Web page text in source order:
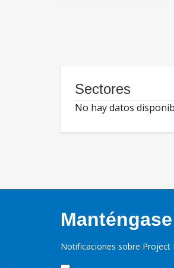
Sectores
No hay datos
Notificaciones sobre Project